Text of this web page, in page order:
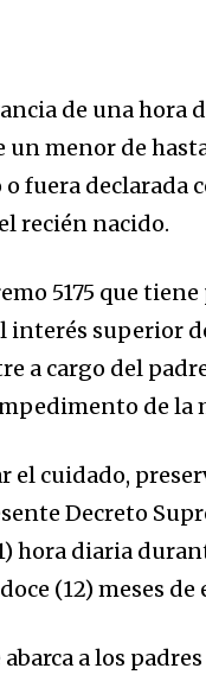
de una hora
menor de
fuera declarada
recién nacido.
5175 que
interés superior
a cargo del
de la
el cuidado,
Decreto
hora diaria
(12) meses
a los